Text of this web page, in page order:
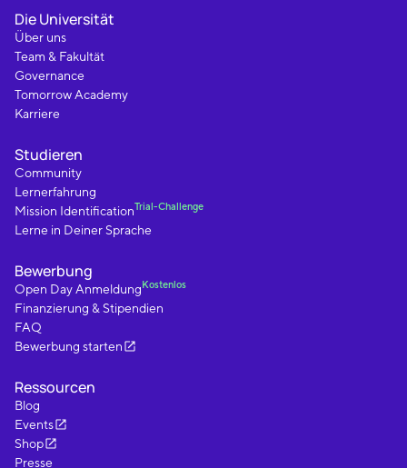
Die Universität
Über uns
Team & Fakultät
Governance
Tomorrow Academy
Karriere
Studieren
Community
Lernerfahrung
Mission IdentificationTrial-Challenge
Lerne in Deiner Sprache
Bewerbung
Open Day AnmeldungKostenlos
Finanzierung & Stipendien
FAQ
Bewerbung starten
Ressourcen
Blog
Events
Shop
Presse